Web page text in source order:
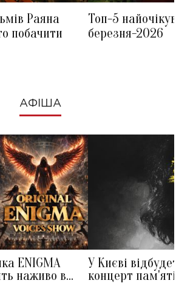
Раяна
побачити
Топ-5
березня-2026
АФІША
ENIGMA
наживо в
У Києві
концерт